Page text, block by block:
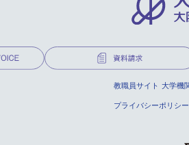
教職員サイト 大学機
プライバシーポリシー